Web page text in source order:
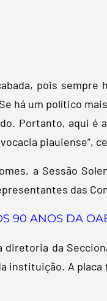
pois
há um político
Portanto, aqui é
piauiense”,
a Sessão
das
90 ANOS DA
diretoria da
instituição. A